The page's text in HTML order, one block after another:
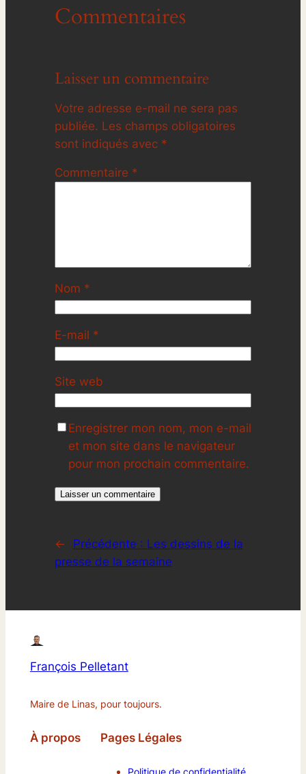
Commentaires
Laisser un commentaire
Votre adresse e-mail ne sera pas
publiée. Les champs obligatoires
sont indiqués avec *
Commentaire *
Nom *
E-mail *
Site web
Enregistrer mon nom, mon e-mail
et mon site dans le navigateur
pour mon prochain commentaire.
← Précédente : Les dessins de la
presse de la semaine
François Pelletant
Maire de Linas, pour toujours.
À propos Pages Légales
Politique de confidentialité